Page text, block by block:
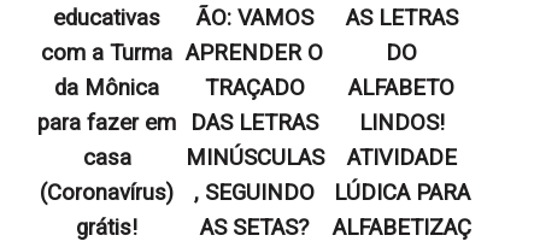
educativas
com a Turma
da Mônica
para fazer em
casa
(Coronavírus)
grátis!
ÃO: VAMOS
APRENDER O
TRAÇADO
DAS LETRAS
MINÚSCULAS
, SEGUINDO
AS SETAS?
AS LETRAS
DO
ALFABETO
LINDOS!
ATIVIDADE
LÚDICA PARA
ALFABETIZAÇ